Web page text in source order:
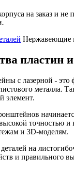
на заказ и
Нержавеющие
с лазерной - это
металла.
элемент.
точностью и
и 3D-моделям.
на
и правильного